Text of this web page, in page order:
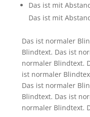
Das ist mit
Das ist mit
Das ist normaler
Blindtext. Das ist
normaler Blindtext.
ist normaler
Das ist normaler
Blindtext. Das ist
normaler Blindtext.